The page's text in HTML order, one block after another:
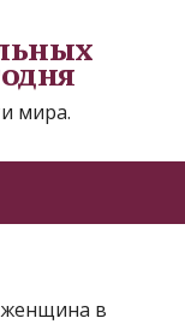
мира.
женщина в